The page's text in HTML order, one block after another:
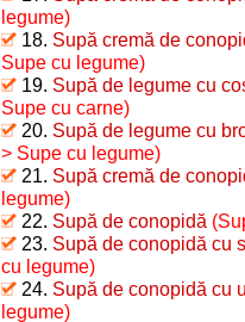
legume)
18. Supă cremă de
Supe cu legume)
19. Supă de legume cu
Supe cu carne)
20. Supă de legume cu
> Supe cu legume)
21. Supă cremă de
legume)
22. Supă de conopidă
23. Supă de conopidă cu
cu legume)
24. Supă de conopidă cu
legume)